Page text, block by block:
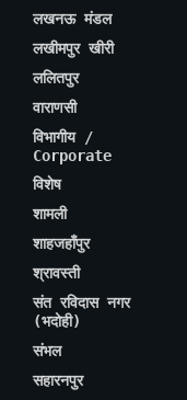
लखनऊ मंडल
लखीमपुर खीरी
ललितपुर
वाराणसी
विभागीय /
Corporate
विशेष
शामली
शाहजहाँपुर
श्रावस्ती
संत रविदास नगर
(भदोही)
संभल
सहारनपुर